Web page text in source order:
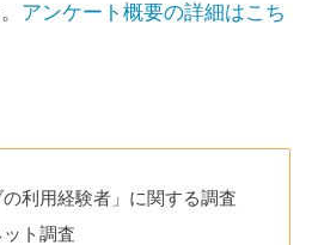
アンケート概要の詳細はこち
利用経験者」に関する調査
ト調査